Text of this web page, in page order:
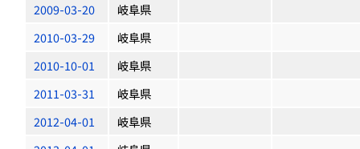
2009-03-20
岐阜県
2010-03-29
岐阜県
2010-10-01
岐阜県
2011-03-31
岐阜県
2012-04-01
岐阜県